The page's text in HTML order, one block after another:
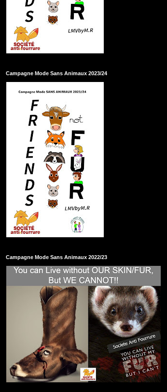
Campagne Mode Sans Animaux 2023/24
Campagne Mode Sans Animaux 2022/23